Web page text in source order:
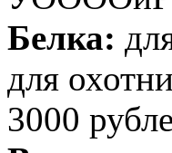
Белка:
для
3000